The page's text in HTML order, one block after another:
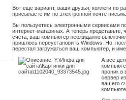
Вот еще вариант, ваши друзья, коллеги по
присылаете им по электронной почте
Вы пользуетесь электронными сервисами
интернет-магазинах. А теперь
счета, ваш компьютер неожиданно
пришлось переустановить Windows. Но,
перестал загружаться ваш компьютер, и
А все
проник в
сервер
вашего